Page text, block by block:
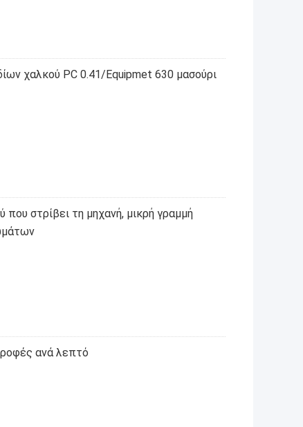
χαλκού PC 0.41/Equipmet 630 μασούρι
στρίβει τη μηχανή, μικρή γραμμή
ανά λεπτό